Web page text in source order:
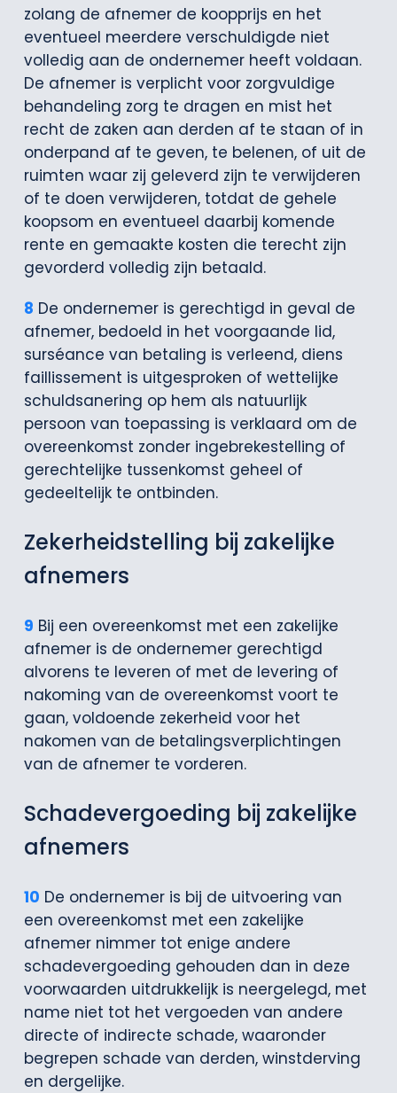
zolang de afnemer de koopprijs en het
eventueel meerdere verschuldigde niet
volledig aan de ondernemer heeft voldaan.
De afnemer is verplicht voor zorgvuldige
behandeling zorg te dragen en mist het
recht de zaken aan derden af te staan of in
onderpand af te geven, te belenen, of uit de
ruimten waar zij geleverd zijn te verwijderen
of te doen verwijderen, totdat de gehele
koopsom en eventueel daarbij komende
rente en gemaakte kosten die terecht zijn
gevorderd volledig zijn betaald.
8 De ondernemer is gerechtigd in geval de
afnemer, bedoeld in het voorgaande lid,
surséance van betaling is verleend, diens
faillissement is uitgesproken of wettelijke
schuldsanering op hem als natuurlijk
persoon van toepassing is verklaard om de
overeenkomst zonder ingebrekestelling of
gerechtelijke tussenkomst geheel of
gedeeltelijk te ontbinden.
Zekerheidstelling bij zakelijke
afnemers
9 Bij een overeenkomst met een zakelijke
afnemer is de ondernemer gerechtigd
alvorens te leveren of met de levering of
nakoming van de overeenkomst voort te
gaan, voldoende zekerheid voor het
nakomen van de betalingsverplichtingen
van de afnemer te vorderen.
Schadevergoeding bij zakelijke
afnemers
10 De ondernemer is bij de uitvoering van
een overeenkomst met een zakelijke
afnemer nimmer tot enige andere
schadevergoeding gehouden dan in deze
voorwaarden uitdrukkelijk is neergelegd, met
name niet tot het vergoeden van andere
directe of indirecte schade, waaronder
begrepen schade van derden, winstderving
en dergelijke.